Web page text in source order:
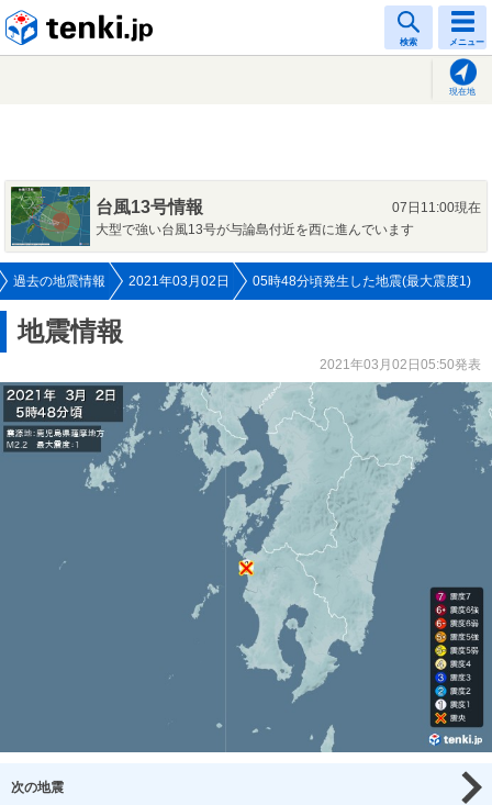
検索 メニュー
現在地
台風13号情報
07日11:00現在
大型で強い台風13号が与論島付近を西に進んでいます
過去の地震情報 2021年03月02日 05時48分頃発生した地震(最大震度1)
地震情報
2021年03月02日05:50発表
次の地震